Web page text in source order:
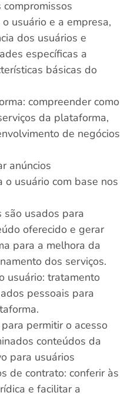
usuário e a empresa,
dos usuários e
específicas a
básicas do
compreender como
da plataforma,
de negócios
anúncios
o usuário com base nos
são usados para
oferecido e gerar
para a melhora da
dos serviços.
usuário: tratamento
pessoais para
permitir o acesso
conteúdos da
para usuários
de contrato: conferir às
e facilitar a